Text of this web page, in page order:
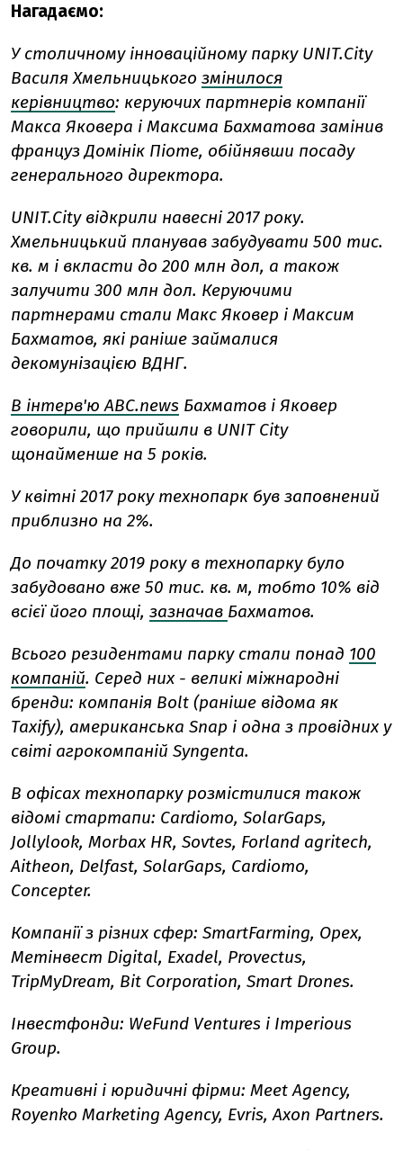
Нагадаємо:
У столичному інноваційному парку UNIT.City
Василя Хмельницького змінилося
керівництво: керуючих партнерів компанії
Макса Яковера і Максима Бахматова замінив
француз Домінік Піоте, обійнявши посаду
генерального директора.
UNIT.City відкрили навесні 2017 року.
Хмельницький планував забудувати 500 тис.
кв. м і вкласти до 200 млн дол, а також
залучити 300 млн дол. Керуючими
партнерами стали Макс Яковер і Максим
Бахматов, які раніше займалися
декомунізацією ВДНГ.
В інтерв'ю ABC.news Бахматов і Яковер
говорили, що прийшли в UNIT City
щонайменше на 5 років.
У квітні 2017 року технопарк був заповнений
приблизно на 2%.
До початку 2019 року в технопарку було
забудовано вже 50 тис. кв. м, тобто 10% від
всієї його площі, зазначав Бахматов.
Всього резидентами парку стали понад 100
компаній. Серед них - великі міжнародні
бренди: компанія Bolt (раніше відома як
Taxify), американська Snap і одна з провідних у
світі агрокомпаній Syngenta.
В офісах технопарку розмістилися також
відомі стартапи: Cardiomo, SolarGaps,
Jollylook, Morbax HR, Sovtes, Forland agritech,
Aitheon, Delfast, SolarGaps, Cardiomo,
Concepter.
Компанії з різних сфер: SmartFarming, Opex,
Метінвест Digital, Exadel, Provectus,
TripMyDream, Bit Corporation, Smart Drones.
Інвестфонди: WeFund Ventures і Imperious
Group.
Креативні і юридичні фірми: Meet Agency,
Royenko Marketing Agency, Evris, Axon Partners.